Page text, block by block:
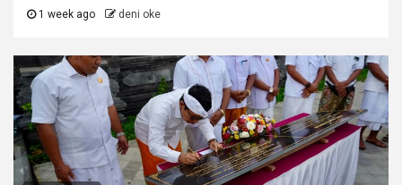
1 week ago deni oke